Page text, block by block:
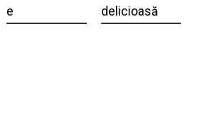
e
delicioasă